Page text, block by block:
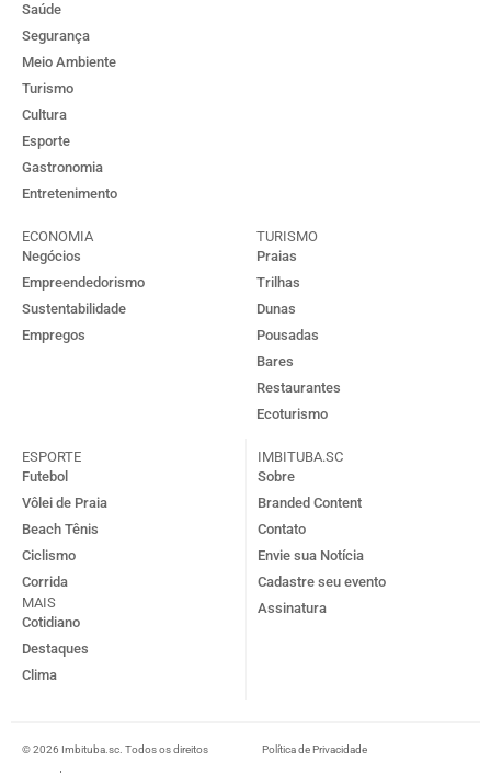
Saúde
Segurança
Meio Ambiente
Turismo
Cultura
Esporte
Gastronomia
Entretenimento
ECONOMIA
Negócios
Empreendedorismo
Sustentabilidade
Empregos
TURISMO
Praias
Trilhas
Dunas
Pousadas
Bares
Restaurantes
Ecoturismo
ESPORTE
Futebol
Vôlei de Praia
Beach Tênis
Ciclismo
Corrida
MAIS
Cotidiano
Destaques
Clima
IMBITUBA.SC
Sobre
Branded Content
Contato
Envie sua Notícia
Cadastre seu evento
Assinatura
© 2026 Imbituba.sc. Todos os direitos Política de Privacidade